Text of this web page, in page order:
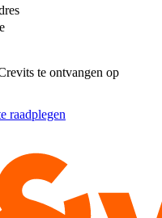
te ontvangen op
raadplegen